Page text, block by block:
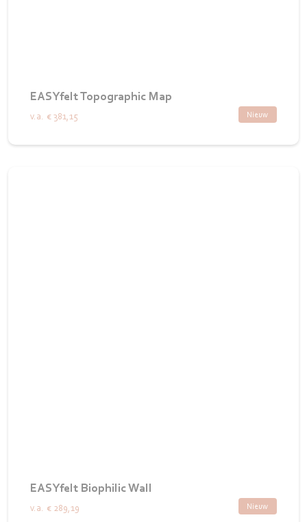
EASYfelt Topographic Map
Nieuw
v.a. € 381,15
EASYfelt Biophilic Wall
Nieuw
v.a. € 289,19